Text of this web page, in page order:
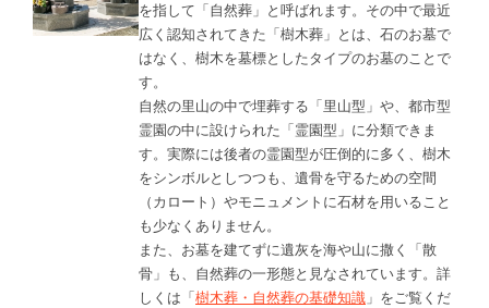
を指して「自然葬」と呼ばれます。その中で最近
広く認知されてきた「樹木葬」とは、石のお墓で
はなく、樹木を墓標としたタイプのお墓のことで
す。
自然の里山の中で埋葬する「里山型」や、都市型
霊園の中に設けられた「霊園型」に分類できま
す。実際には後者の霊園型が圧倒的に多く、樹木
をシンボルとしつつも、遺骨を守るための空間
（カロート）やモニュメントに石材を用いること
も少なくありません。
また、お墓を建てずに遺灰を海や山に撒く「散
骨」も、自然葬の一形態と見なされています。詳
しくは「樹木葬・自然葬の基礎知識 」をご覧くだ